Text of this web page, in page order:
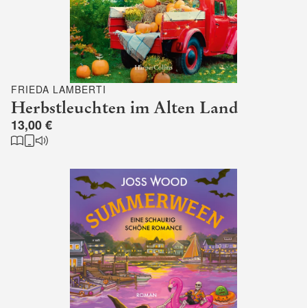
FRIEDA LAMBERTI
Herbstleuchten im Alten Land
13,00 €